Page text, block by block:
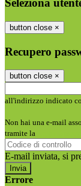
Seleziona
button close ×
Recupero
button close ×
all'indirizzo indicato
Non hai una e-mail
tramite la
E-mail inviata, si
Errore